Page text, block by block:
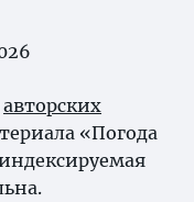
авторских
«Погода